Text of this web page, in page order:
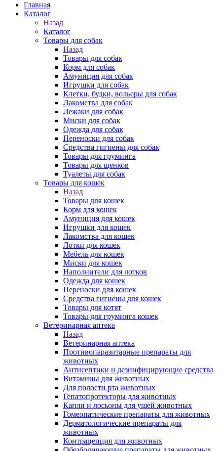
Главная
Каталог
Назад
Каталог
Товары для собак
Назад
Товары для собак
Корм для собак
Амуниция для собак
Игрушки для собак
Клетки, будки, вольеры для собак
Лакомства для собак
Лежаки для собак
Миски для собак
Одежда для собак
Переноски для собак
Средства гигиены для собак
Товары для груминга
Товары для щенков
Туалеты для собак
Товары для кошек
Назад
Товары для кошек
Корм для кошек
Амуниция для кошек
Игрушки для кошек
Лакомства для кошек
Лотки для кошек
Мебель для кошек
Миски для кошек
Наполнители для лотков
Одежда для кошек
Переноски для кошек
Средства гигиены для кошек
Товары для котят
Товары для груминга кошек
Ветеринарная аптека
Назад
Ветеринарная аптека
Противопаразитарные препараты для
животных
Антисептики и дезинфицирующие средства
Витамины для животных
Для полости рта животных
Гепатопротекторы для животных
Капли и лосьоны для ушей животных
Гомеопатические препараты для животных
Дерматологические препараты для
животных
Контрацепция для животных